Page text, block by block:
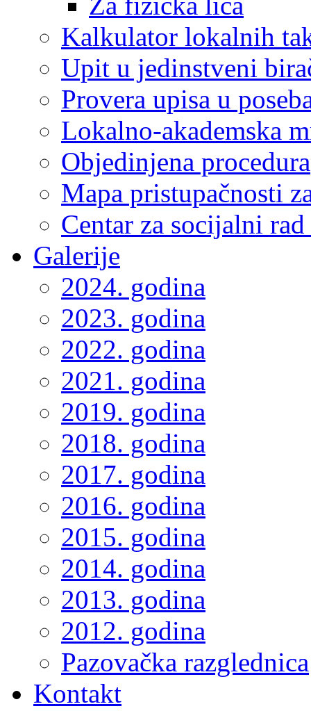
Kalkulator lokalnih
Upit u jedinstveni
Provera upisa u
Lokalno-akademska
Objedinjena procedura
Mapa pristupačnosti
Centar za socijalni
Galerije
2024. godina
2023. godina
2022. godina
2021. godina
2019. godina
2018. godina
2017. godina
2016. godina
2015. godina
2014. godina
2013. godina
2012. godina
Pazovačka razglednica
Kontakt